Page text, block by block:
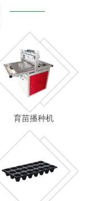
育苗播种机